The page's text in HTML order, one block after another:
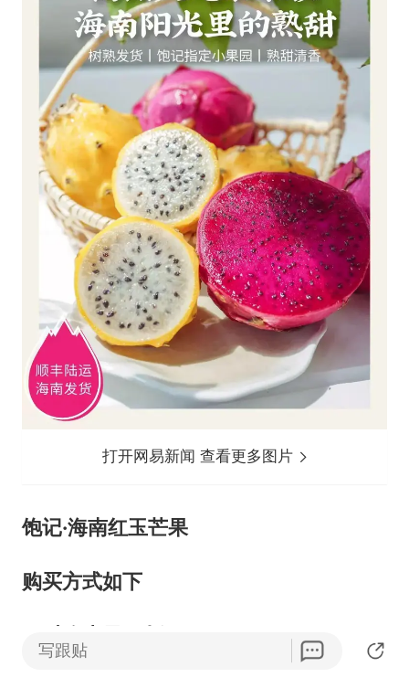
打开网易新闻 查看更多图片
饱记·海南红玉芒果
购买方式如下
写跟贴